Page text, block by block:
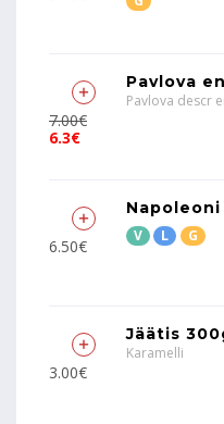
7.00€
6.3€
Pavlova
Pavlova descr
6.50€
V L G
3.00€
Jäätis
Karamelli